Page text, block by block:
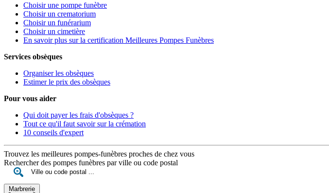
Choisir une pompe funèbre
Choisir un crematorium
Choisir un funérarium
Choisir un cimetière
En savoir plus sur la certification Meilleures Pompes Funèbres
Services obsèques
Organiser les obsèques
Estimer le prix des obsèques
Pour vous aider
Qui doit payer les frais d'obsèques ?
Tout ce qu'il faut savoir sur la crémation
10 conseils d'expert
Trouvez les meilleures pompes-funèbres proches de chez vous
Rechercher des pompes funèbres par ville ou code postal
Marbrerie